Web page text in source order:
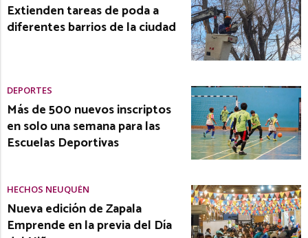
Extienden tareas de poda a
diferentes barrios de la ciudad
DEPORTES
Más de 500 nuevos inscriptos
en solo una semana para las
Escuelas Deportivas
HECHOS NEUQUÉN
Nueva edición de Zapala
Emprende en la previa del Día